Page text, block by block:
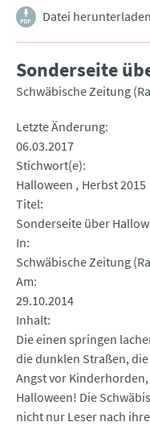
Datei herunterladen
Sonderseite
Schwäbische Zeitung
Letzte Änderung
06.03.2017
Stichwort(e)
Halloween
Herbst 2015
Titel
Sonderseite über
In
Schwäbische Zeitung
Am
29.10.2014
Inhalt
Die einen springen
die dunklen Straßen,
Angst vor
Halloween! Die
nicht nur Leser nach